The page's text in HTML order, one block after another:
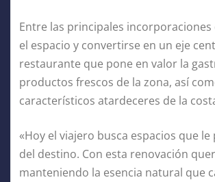
Entre las principales
el espacio y convertirse en un eje
restaurante que pone en valor la
productos frescos de la zona, así
característicos atardeceres de la
«Hoy el viajero busca espacios que
del destino. Con esta renovación
manteniendo la esencia natural que